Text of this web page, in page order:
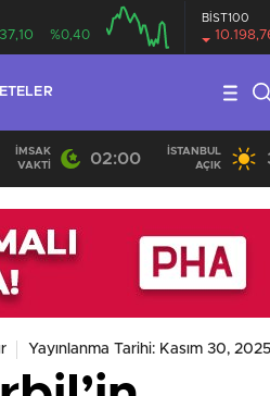
%0,40
BİST100
İMSAK
VAKTI
02:00
İSTANBUL
AÇIK
Yayınlanma Tarihi: Kasım 30, 2025